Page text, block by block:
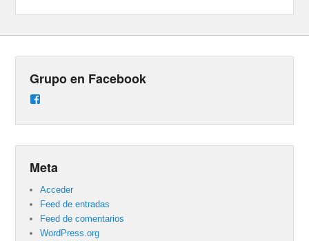
Grupo en Facebook
en
Meta
Acceder
Feed de entradas
Feed de comentarios
WordPress.org